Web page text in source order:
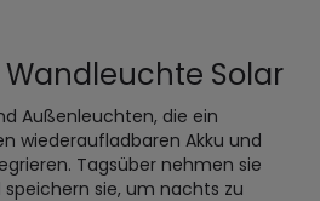
Wandleuchte Solar
Außenleuchten, die ein
wiederaufladbaren Akku und
Tagsüber nehmen sie
sie, um nachts zu